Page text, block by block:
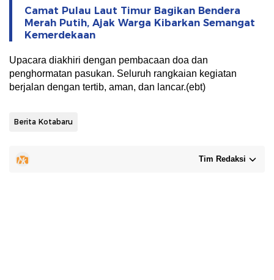
Camat Pulau Laut Timur Bagikan Bendera
Merah Putih, Ajak Warga Kibarkan Semangat
Kemerdekaan
Upacara diakhiri dengan pembacaan doa dan
penghormatan pasukan. Seluruh rangkaian kegiatan
berjalan dengan tertib, aman, dan lancar.(ebt)
Berita Kotabaru
Tim Redaksi